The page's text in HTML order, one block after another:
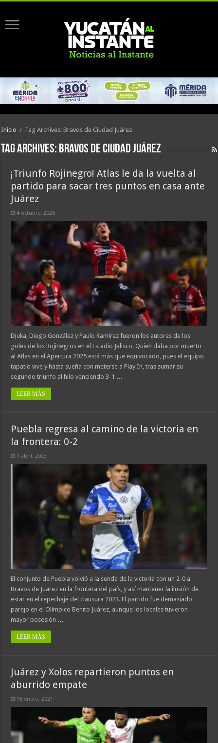
Inicio / Tag Archives: Bravos de Ciudad Juárez
Tag Archives: Bravos de Ciudad Juárez
¡Triunfo Rojinegro! Atlas le da la vuelta al
partido para sacar tres puntos en casa ante
Juárez
4 octubre, 2025
Djuka, Diego González y Paulo Ramírez fueron los autores de los
goles de los Rojinegros en el Estadio Jalisco. Quien daba por muerto
al Atlas en el Apertura 2025 está más que equivocado, pues el equipo
tapatío vive y hasta sueña con meterse a Play In, tras sumar su
segundo triunfo al hilo venciendo 3-1 …
LEER MÁS
Puebla regresa al camino de la victoria en
la frontera: 0-2
1 abril, 2023
El conjunto de Puebla volvió a la senda de la victoria con un 2-0 a
Bravos de Juarez en la frontera del país, y así mantener la ilusión de
estar en el repechaje del clausura 2023. El partido fue demasiado
parejo en el Olímpico Benito Juárez, aunque los locales tuvieron
mayor posesión …
LEER MÁS
Juárez y Xolos repartieron puntos en
aburrido empate
16 enero, 2021